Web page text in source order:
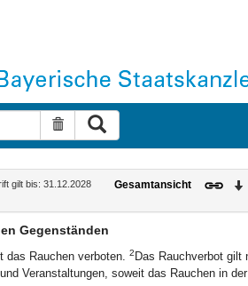
Suche zurücksetzen
gilt bis: 31.12.2028
Gesamtansicht
Gegenständen
das Rauchen verboten. 2 Das Rauchverbot gilt
Veranstaltungen, soweit das Rauchen in